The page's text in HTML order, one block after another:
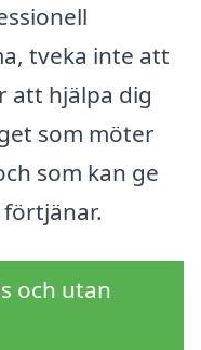
tveka inte att
att hjälpa dig
som möter
som kan ge
och utan